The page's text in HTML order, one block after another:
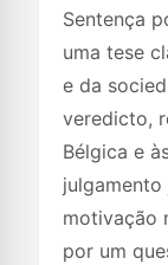
Sentença
uma tese
e da
veredicto,
Bélgica e
motivação
por um